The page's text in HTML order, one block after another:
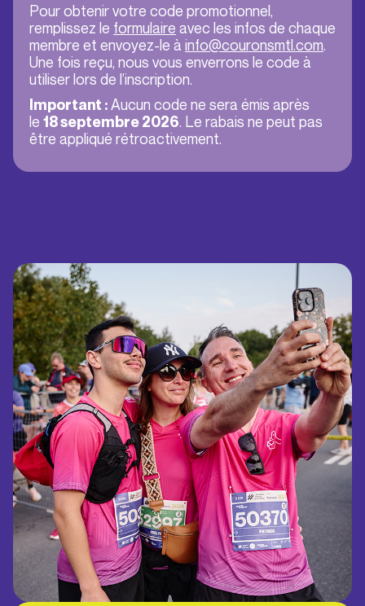
Pour obtenir votre code promotionnel,
remplissez le formulaire avec les infos de chaque
membre et envoyez-le à info@couronsmtl.com.
Une fois reçu, nous vous enverrons le code à
utiliser lors de l’inscription.
Important :Aucun code ne sera émis après
le 18 septembre 2026. Le rabais ne peut pas
être appliqué rétroactivement.